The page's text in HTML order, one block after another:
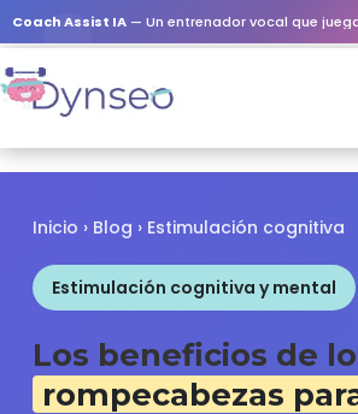
Coach Assist IA — Un entrenador vocal que juega con tus seres
Inicio › Blog › Estimulación cognitiva
Estimulación cognitiva y mental
Los beneficios de
rompecabezas